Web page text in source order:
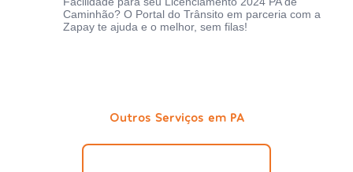
Caminhão? O Portal do Trânsito em parceria com a
Zapay te ajuda e o melhor, sem filas!
Outros Serviços em PA